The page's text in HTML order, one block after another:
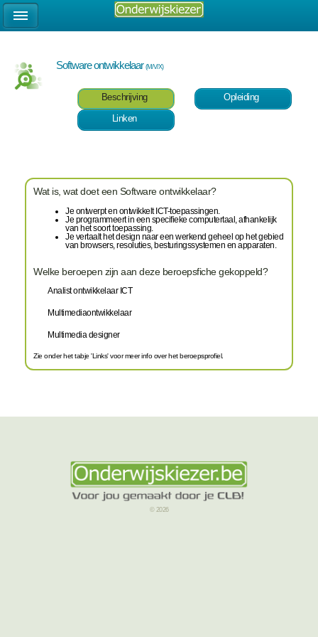
Software ontwikkelaar(M/V/X)
Beschrijving
Opleiding
Linken
Wat is, wat doet een Software ontwikkelaar?
Je ontwerpt en ontwikkelt ICT-toepassingen.
Je programmeert in een specifieke computertaal, afhankelijk
van het soort toepassing.
Je vertaalt het design naar een werkend geheel op het gebied
van browsers, resoluties, besturingssystemen en apparaten.
Welke beroepen zijn aan deze beroepsfiche gekoppeld?
Analist ontwikkelaar ICT
Multimediaontwikkelaar
Multimedia designer
Zie onder het tabje 'Links' voor meer info over het beroepsprofiel.
© 2026